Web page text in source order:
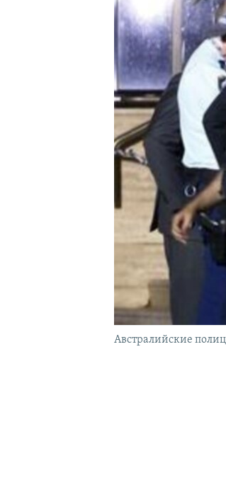
Австралийские